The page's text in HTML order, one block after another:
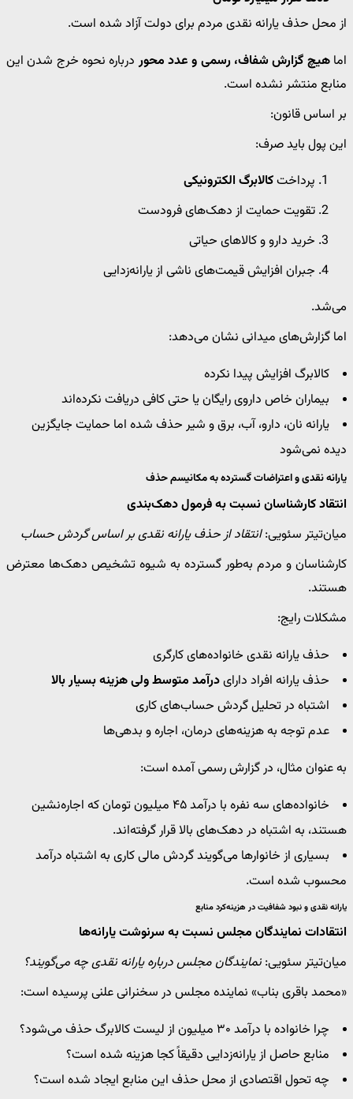
از محل حذف یارانه نقدی مردم برای دولت آزاد شده است.
اماهیچ گزارش شفاف، رسمی و عدد محوردرباره نحوه خرج شدن این
منابع منتشر نشده است.
بر اساس قانون:
این پول باید صرف:
پرداختکالابرگ الکترونیکی
تقویت حمایت از دهک‌های فرودست
خرید دارو و کالاهای حیاتی
جبران افزایش قیمت‌های ناشی از یارانه‌زدایی
می‌شد.
اما گزارش‌های میدانی نشان می‌دهد:
کالابرگ افزایش پیدا نکرده
بیماران خاص داروی رایگان یا حتی کافی دریافت نکرده‌اند
یارانه نان، دارو، آب، برق و شیر حذف شده اما حمایت جایگزین
دیده نمی‌شود
یارانه نقدی و اعتراضات گسترده به مکانیسم حذف
انتقاد کارشناسان نسبت به فرمول دهک‌بندی
میان‌تیتر سئویی:انتقاد از حذف یارانه نقدی بر اساس گردش حساب
کارشناسان و مردم به‌طور گسترده به شیوه تشخیص دهک‌ها معترض
هستند.
مشکلات رایج:
حذف یارانه نقدی خانواده‌های کارگری
حذف یارانه افراد دارایدرآمد متوسط ولی هزینه بسیار بالا
اشتباه در تحلیل گردش حساب‌های کاری
عدم توجه به هزینه‌های درمان، اجاره و بدهی‌ها
به عنوان مثال، در گزارش رسمی آمده است:
خانواده‌های سه نفره با درآمد ۴۵ میلیون تومان که اجاره‌نشین
هستند، به اشتباه در دهک‌های بالا قرار گرفته‌اند.
بسیاری از خانوارها می‌گویند گردش مالی کاری به اشتباه درآمد
محسوب شده است.
یارانه نقدی و نبود شفافیت در هزینه‌کرد منابع
انتقادات نمایندگان مجلس نسبت به سرنوشت یارانه‌ها
میان‌تیتر سئویی: نمایندگان مجلس درباره یارانه نقدی چه می‌گویند؟
«محمد باقری بناب» نماینده مجلس در سخنرانی علنی پرسیده است:
چرا خانواده با درآمد ۳۰ میلیون از لیست کالابرگ حذف می‌شود؟
منابع حاصل از یارانه‌زدایی دقیقاً کجا هزینه شده است؟
چه تحول اقتصادی از محل حذف این منابع ایجاد شده است؟